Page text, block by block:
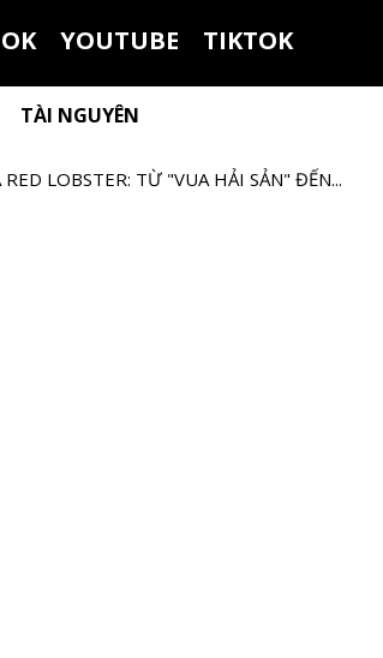
YOUTUBE TIKTOK
TÀI NGUYÊN
LOBSTER: TỪ "VUA HẢI SẢN" ĐẾN...